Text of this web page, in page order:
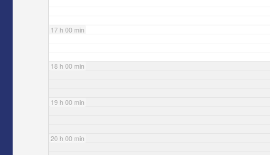
17 h 00 min
18 h 00 min
19 h 00 min
20 h 00 min